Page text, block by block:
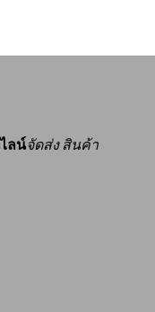
ลน์จัดส่ง สินค้า